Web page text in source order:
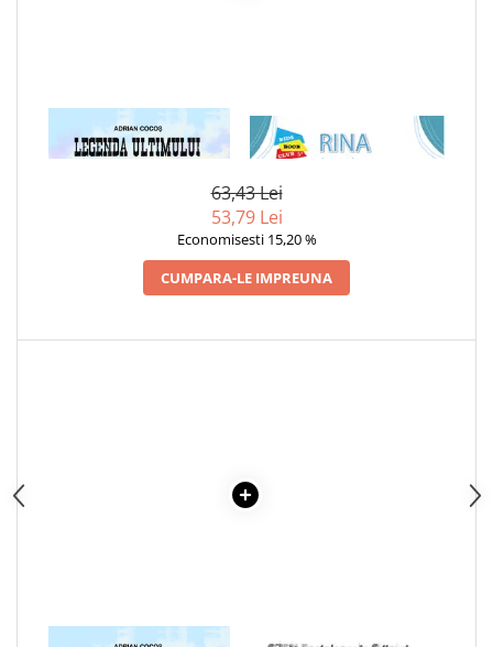
1 x LEGENDA ULTIMULUI
INDIAN LIBER
1 x RINA IEPURINA. VALORI
MORALE: O POVESTE DESPRE
63,43 Lei
53,79 Lei
Economisesti 15,20 %
CUMPARA-LE IMPREUNA